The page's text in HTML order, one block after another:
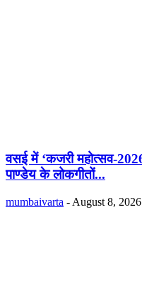
वसई में ‘कजरी महोत्सव-
पाण्डेय के लोकगीतों...
mumbaivarta - August 8, 2026